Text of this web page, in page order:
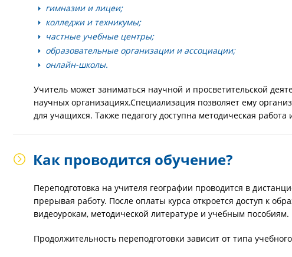
гимназии и лицеи;
колледжи и техникумы;
частные учебные центры;
образовательные организации и ассоциации;
онлайн-школы.
Учитель может заниматься научной и просветительской
научных организациях.Специализация позволяет ему
для учащихся. Также педагогу доступна методическая работа
Как проводится обучение?
Переподготовка на учителя географии проводится в
прерывая работу. После оплаты курса откроется доступ к
видеоурокам, методической литературе и учебным пособиям.
Продолжительность переподготовки зависит от типа